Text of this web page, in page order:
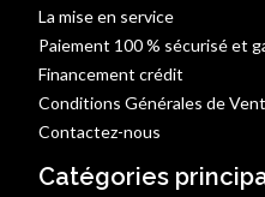
La mise en service
Paiement 100 % sécurisé et
Financement crédit
Conditions Générales de
Contactez-nous
Catégories